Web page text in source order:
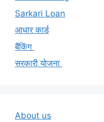
Sarkari Loan
आधार कार्ड
बैंकिंग
सरकारी योजना
About us